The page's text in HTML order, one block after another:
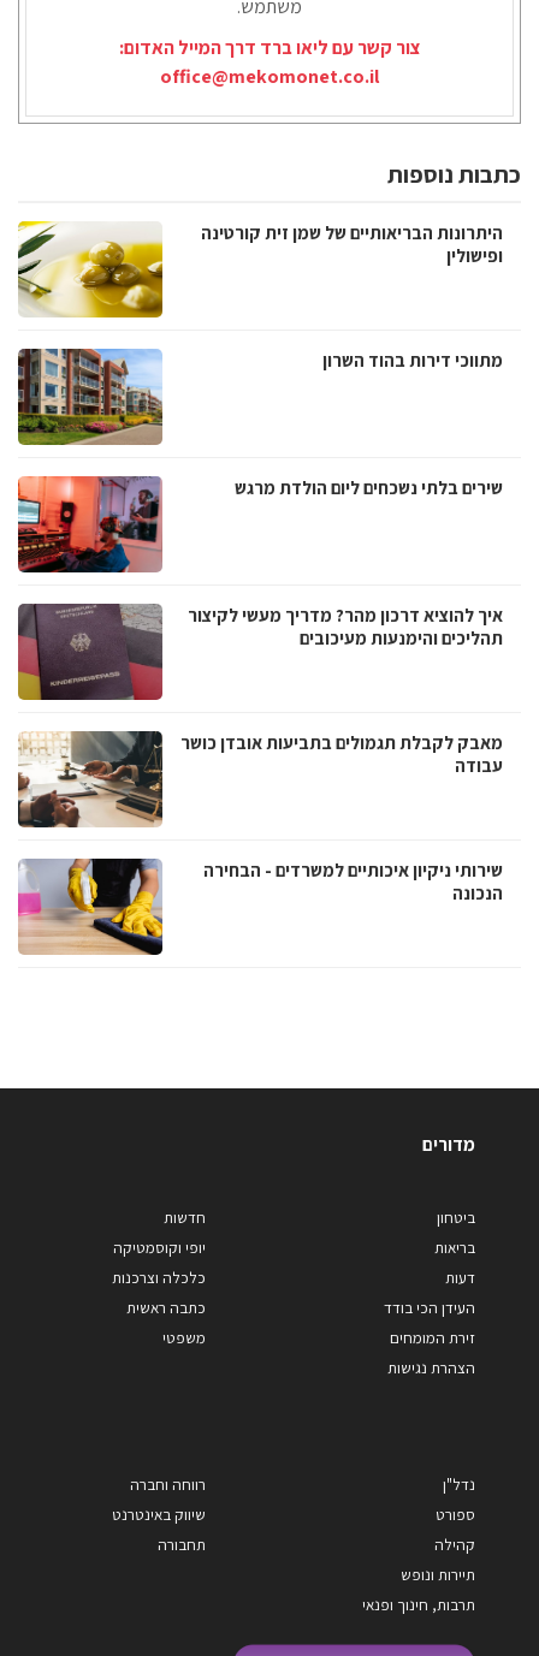
משתמש.
צור קשר עם ליאו ברד דרך המייל האדום:
office@mekomonet.co.il
כתבות נוספות
היתרונות הבריאותיים של שמן זית קורטינה
ופישולין
מתווכי דירות בהוד השרון
שירים בלתי נשכחים ליום הולדת מרגש
איך להוציא דרכון מהר? מדריך מעשי לקיצור
תהליכים והימנעות מעיכובים
מאבק לקבלת תגמולים בתביעות אובדן כושר
עבודה
שירותי ניקיון איכותיים למשרדים - הבחירה
הנכונה
מדורים
ביטחון
בריאות
דעות
העידן הכי בודד
זירת המומחים
הצהרת נגישות
חדשות
יופי וקוסמטיקה
כלכלה וצרכנות
כתבה ראשית
משפטי
נדל"ן
ספורט
קהילה
תיירות ונופש
תרבות, חינוך ופנאי
רווחה וחברה
שיווק באינטרנט
תחבורה